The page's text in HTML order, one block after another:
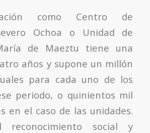
como Centro de
Ochoa o Unidad de
de Maeztu tiene una
años y supone un millón
para cada uno de los
periodo, o quinientos mil
en el caso de las unidades.
reconocimiento social y